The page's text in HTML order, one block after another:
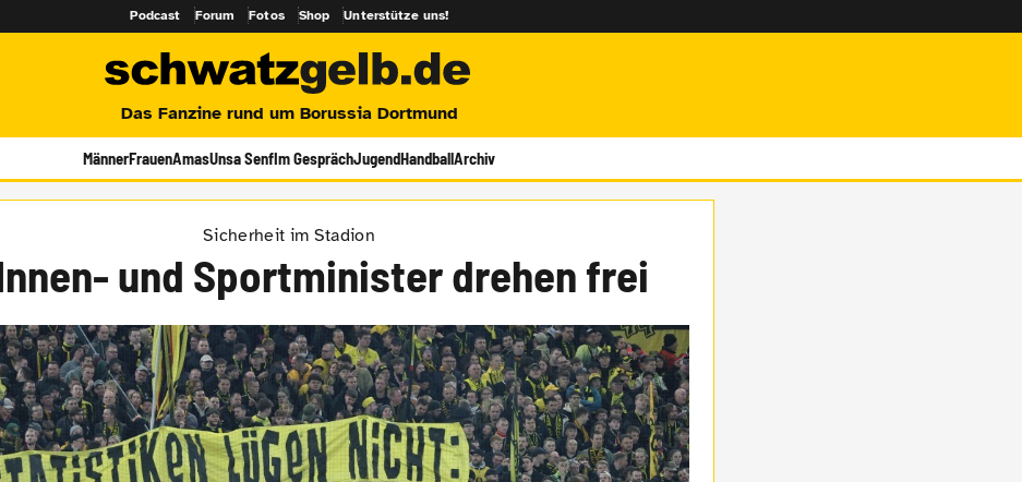
Podcast Forum Fotos Shop Unterstütze uns!
Das Fanzine rund um Borussia Dortmund
MännerFrauenAmasUnsa SenfIm GesprächJugendHandballArchiv
Sicherheit im Stadion
und Sportminister drehen frei